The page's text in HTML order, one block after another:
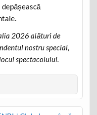
2026 alături de
nostru special,
spectacolului.